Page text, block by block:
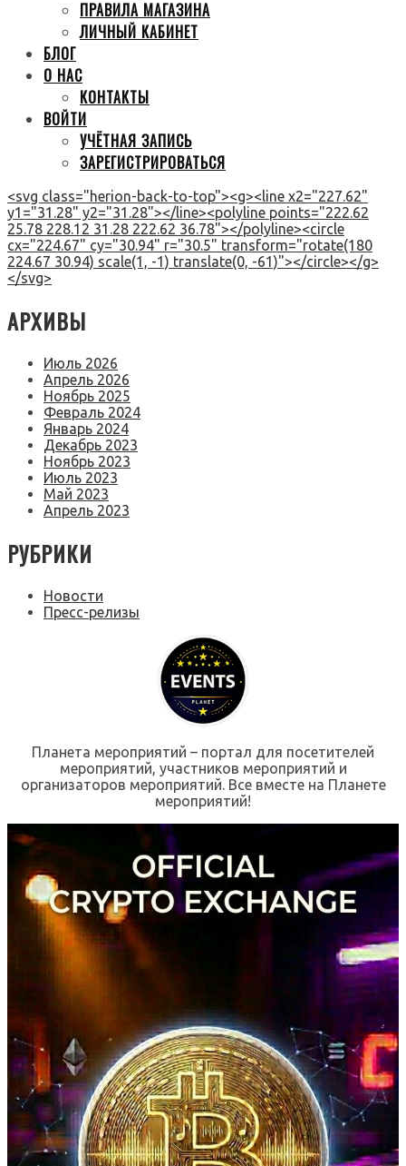
ПРАВИЛА МАГАЗИНА
ЛИЧНЫЙ КАБИНЕТ
БЛОГ
О НАС
КОНТАКТЫ
ВОЙТИ
УЧЁТНАЯ ЗАПИСЬ
ЗАРЕГИСТРИРОВАТЬСЯ
<svg class="herion-back-to-top"><g><line x2="227.62"
y1="31.28" y2="31.28"></line><polyline points="222.62
25.78 228.12 31.28 222.62 36.78"></polyline><circle
cx="224.67" cy="30.94" r="30.5" transform="rotate(180
224.67 30.94) scale(1, -1) translate(0, -61)"></circle></g>
</svg>
АРХИВЫ
Июль 2026
Апрель 2026
Ноябрь 2025
Февраль 2024
Январь 2024
Декабрь 2023
Ноябрь 2023
Июль 2023
Май 2023
Апрель 2023
РУБРИКИ
Новости
Пресс-релизы
Планета мероприятий – портал для посетителей
мероприятий, участников мероприятий и
организаторов мероприятий. Все вместе на Планете
мероприятий!